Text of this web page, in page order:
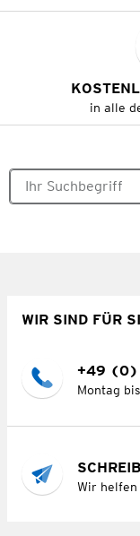
in alle
WIR SIND FÜR
+49 (0)
Montag
Wir